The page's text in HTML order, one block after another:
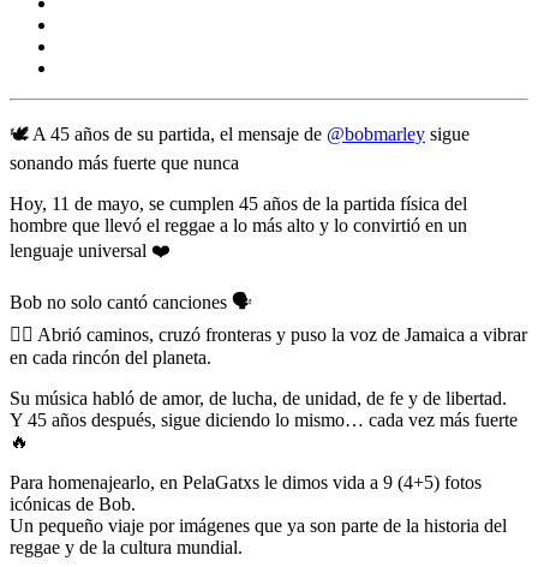
🕊️ A 45 años de su partida, el mensaje de @bobmarley sigue
sonando más fuerte que nunca
Hoy, 11 de mayo, se cumplen 45 años de la partida física del
hombre que llevó el reggae a lo más alto y lo convirtió en un
lenguaje universal ❤️
Bob no solo cantó canciones 🗣️
✊🏽 Abrió caminos, cruzó fronteras y puso la voz de Jamaica a vibrar
en cada rincón del planeta.
Su música habló de amor, de lucha, de unidad, de fe y de libertad.
Y 45 años después, sigue diciendo lo mismo… cada vez más fuerte
🔥
Para homenajearlo, en PelaGatxs le dimos vida a 9 (4+5) fotos
icónicas de Bob.
Un pequeño viaje por imágenes que ya son parte de la historia del
reggae y de la cultura mundial.